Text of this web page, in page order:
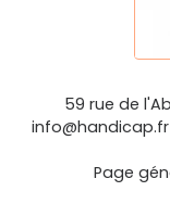
59 rue de
info@handicap.fr
Page